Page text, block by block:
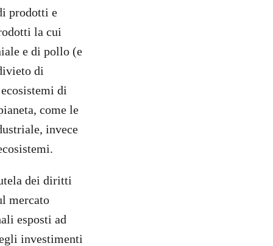
prodotti e
la cui
e di pollo (e
di
di
come le
invece
dei diritti
mercato
esposti ad
investimenti